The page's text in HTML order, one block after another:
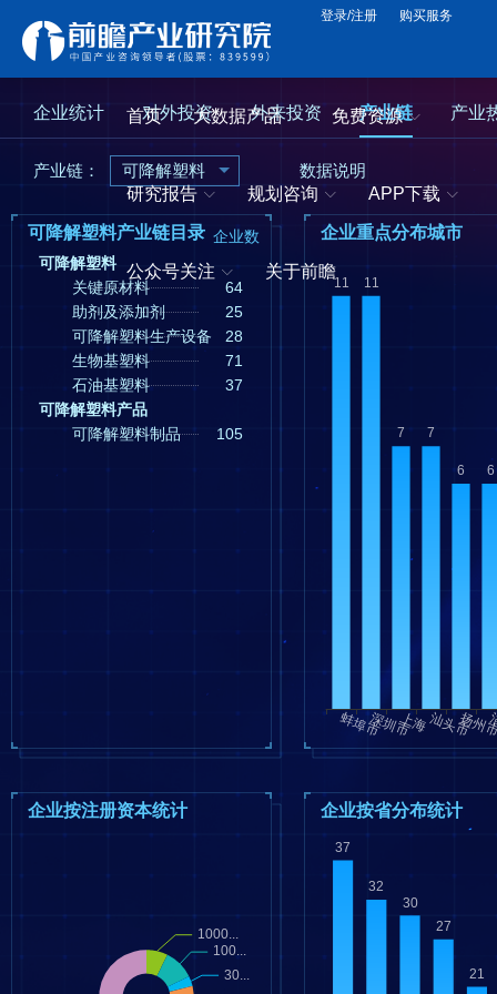
首页 大数据产品 免费资源
研究报告 规划咨询 APP下载
公众号关注 关于前瞻
登录/注册 购买服务
企业统计 对外投资 外来投资 产业链 产业
产业链： 可降解塑料 数据说明
可降解塑料产业链目录 企业数
可降解塑料
关键原材料
64
助剂及添加剂
25
可降解塑料生产设备
28
生物基塑料
71
石油基塑料
37
可降解塑料产品
可降解塑料制品
105
企业重点分布城市
企业按注册资本统计 企业按省分布统计